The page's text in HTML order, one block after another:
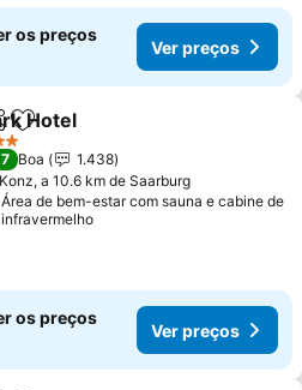
os preços
Ver preços
Adicionar aos favoritos
Hotel
Boa
1.438
Konz, a 10.6 km de Saarburg
Área de bem-estar com sauna e cabine de
infravermelho
os preços
Ver preços